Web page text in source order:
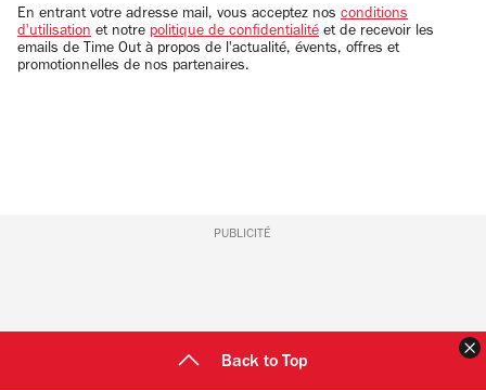
email
En entrant votre adresse mail, vous acceptez nos conditions
d'utilisation et notre politique de confidentialité et de recevoir les
emails de Time Out à propos de l'actualité, évents, offres et
promotionnelles de nos partenaires.
PUBLICITÉ
Back to Top